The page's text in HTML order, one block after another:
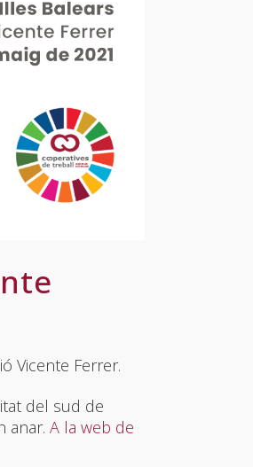
Vicente Ferrer.
del sud de
anar. A la web de